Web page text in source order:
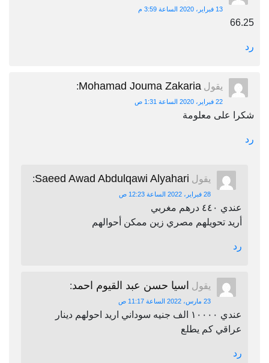
13 فبراير، 2020 الساعة 3:59 م
66.25
رد
يقول Mohamad Jouma Zakaria
:
22 فبراير، 2020 الساعة 1:31 ص
شكرا على معلومة
رد
يقول Saeed Awad Abdulqawi Alyahari
:
28 فبراير، 2022 الساعة 12:23 ص
عندي ٤٤٠ درهم مغربي
أريد تحويلهم مصري زين ممكن أحوالهم
رد
يقول اسيا حسن عبد القيوم احمد:
23 مارس، 2022 الساعة 11:17 ص
عندي ١٠٠٠٠ الف جنيه سوداني اريد احولهم دينار
عراقي كم يطلع
رد